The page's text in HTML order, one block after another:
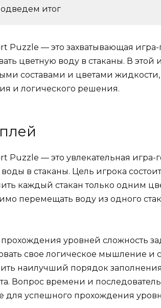
итог
Puzzle — это захватывающая
цветную воду в стаканы. В этой
составами и цветами
и логического решения.
Puzzle — это увлекательная игра-
в стаканы. Цель игрока
каждый стакан только одним
перемещать воду из одного
уровней сложность
свое логическое мышление и
наилучший порядок
Вопрос времени и
для успешного прохождения